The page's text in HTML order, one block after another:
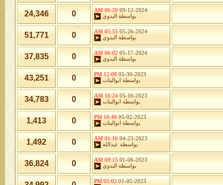
09-12-2024
06:20 AM
بواسطة
البدوي 0
24,346
05-26-2024
05:55 AM
بواسطة
البدوي 0
51,771
05-17-2024
06:02 AM
بواسطة
البدوي 0
37,835
05-30-2023
12:08 PM
بواسطة
ابوالبنات 0
43,251
05-16-2023
10:24 AM
بواسطة
ابوالبنات 0
34,783
05-02-2023
10:48 PM
بواسطة
ابوالبنات 0
1,413
04-23-2023
01:16 AM
بواسطة عبدالله 0
1,492
01-06-2023
09:15 AM
بواسطة
البدوي 0
36,824
01-05-2023
05:02 PM